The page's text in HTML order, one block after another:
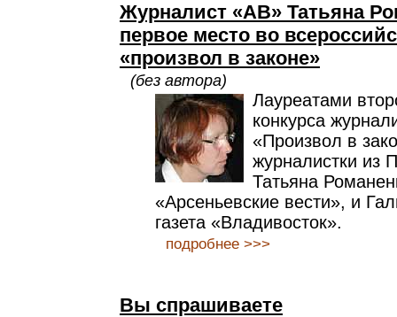
Журналист «АВ» Татьяна
первое место во
«произвол в законе»
(без автора)
Лауреатами
конкурса
«Произвол в
журналистки из
Татьяна
«Арсеньевские вести», и
газета «Владивосток».
подробнее >>>
Вы спрашиваете